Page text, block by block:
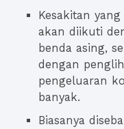
Kesakitan
akan diikuti
benda asing,
dengan
pengeluaran
banyak.
Biasanya